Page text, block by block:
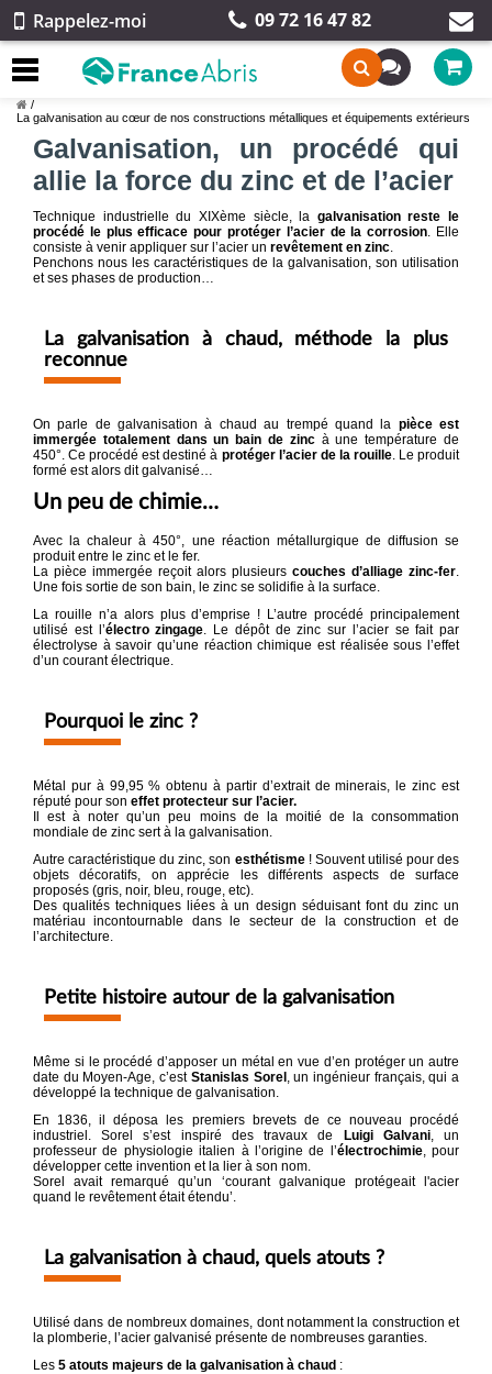
Rappelez-moi 09 72 16 47 82
/
La galvanisation au cœur de nos constructions métalliques et équipements extérieurs
Galvanisation, un procédé qui
allie la force du zinc et de l’acier
Technique industrielle du XIXème siècle, la galvanisation reste le
procédé le plus efficace pour protéger l’acier de la corrosion. Elle
consiste à venir appliquer sur l’acier un revêtement en zinc.
Penchons nous les caractéristiques de la galvanisation, son utilisation
et ses phases de production…
La galvanisation à chaud, méthode la plus
reconnue
On parle de galvanisation à chaud au trempé quand la pièce est
immergée totalement dans un bain de zincà une température de
450°. Ce procédé est destiné à protéger l’acier de la rouille. Le produit
formé est alors dit galvanisé…
Un peu de chimie…
Avec la chaleur à 450°, une réaction métallurgique de diffusion se
produit entre le zinc et le fer.
La pièce immergée reçoit alors plusieurs couches d’alliage zinc-fer.
Une fois sortie de son bain, le zinc se solidifie à la surface.
La rouille n’a alors plus d’emprise ! L’autre procédé principalement
utilisé est l’électro zingage. Le dépôt de zinc sur l’acier se fait par
électrolyse à savoir qu’une réaction chimique est réalisée sous l’effet
d’un courant électrique.
Pourquoi le zinc ?
Métal pur à 99,95 % obtenu à partir d’extrait de minerais, le zinc est
réputé pour son effet protecteur sur l’acier.
Il est à noter qu’un peu moins de la moitié de la consommation
mondiale de zinc sert à la galvanisation.
Autre caractéristique du zinc, son esthétisme! Souvent utilisé pour des
objets décoratifs, on apprécie les différents aspects de surface
proposés (gris, noir, bleu, rouge, etc).
Des qualités techniques liées à un design séduisant font du zinc un
matériau incontournable dans le secteur de la construction et de
l’architecture.
Petite histoire autour de la galvanisation
Même si le procédé d’apposer un métal en vue d’en protéger un autre
date du Moyen-Age, c’est Stanislas Sorel , un ingénieur français, qui a
développé la technique de galvanisation.
En 1836, il déposa les premiers brevets de ce nouveau procédé
industriel. Sorel s’est inspiré des travaux de
Luigi Galvani, un
professeur de physiologie italien à l’origine de l’électrochimie, pour
développer cette invention et la lier à son nom.
Sorel avait remarqué qu’un ‘courant galvanique protégeait l'acier
quand le revêtement était étendu’.
La galvanisation à chaud, quels atouts ?
Utilisé dans de nombreux domaines, dont notamment la construction et
la plomberie, l’acier galvanisé présente de nombreuses garanties.
Les 5 atouts majeurs de la galvanisation à chaud :